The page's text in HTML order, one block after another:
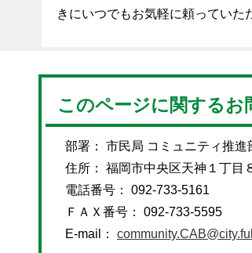
きにいつでもお気軽に頼っていた
このページに関するお
部署： 市民局 コミュニティ推
住所： 福岡市中央区天神１丁目
電話番号： 092-733-5161
ＦＡＸ番号： 092-733-5595
E-mail：